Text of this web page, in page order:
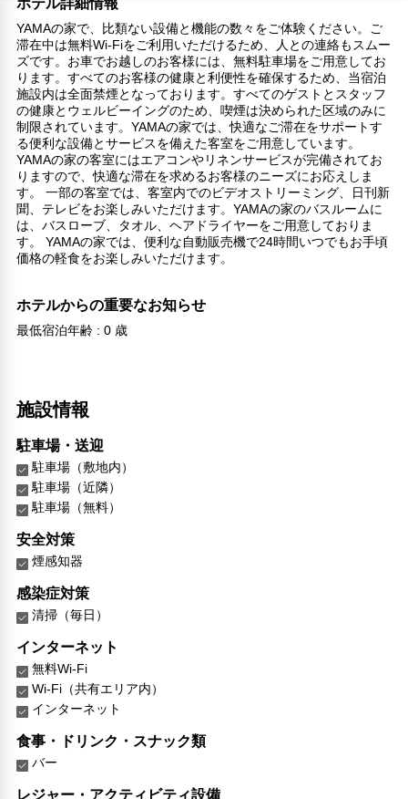
ホテル詳細情報
YAMAの家で、比類ない設備と機能の数々をご体験ください。ご
滞在中は無料Wi-Fiをご利用いただけるため、人との連絡もスムー
ズです。お車でお越しのお客様には、無料駐車場をご用意してお
ります。すべてのお客様の健康と利便性を確保するため、当宿泊
施設内は全面禁煙となっております。すべてのゲストとスタッフ
の健康とウェルビーイングのため、喫煙は決められた区域のみに
制限されています。YAMAの家では、快適なご滞在をサポートす
る便利な設備とサービスを備えた客室をご用意しています。
YAMAの家の客室にはエアコンやリネンサービスが完備されてお
りますので、快適な滞在を求めるお客様のニーズにお応えしま
す。 一部の客室では、客室内でのビデオストリーミング、日刊新
聞、テレビをお楽しみいただけます。YAMAの家のバスルームに
は、バスローブ、タオル、ヘアドライヤーをご用意しておりま
す。 YAMAの家では、便利な自動販売機で24時間いつでもお手頃
価格の軽食をお楽しみいただけます。
ホテルからの重要なお知らせ
最低宿泊年齢 : 0 歳
施設情報
駐車場・送迎
駐車場（敷地内）
駐車場（近隣）
駐車場（無料）
安全対策
煙感知器
感染症対策
清掃（毎日）
インターネット
無料Wi-Fi
Wi-Fi（共有エリア内）
インターネット
食事・ドリンク・スナック類
バー
レジャー・アクティビティ設備